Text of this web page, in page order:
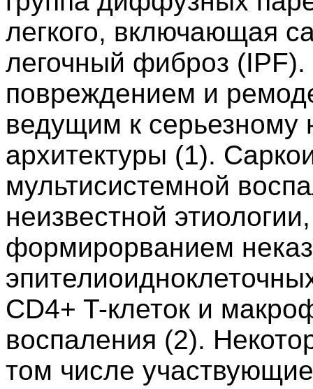
легкого, включающая
легочный фиброз (IPF).
повреждением и
ведущим к серьезному
архитектуры (1).
мультисистемной
неизвестной
формирорванием
CD4+ T-клеток и
воспаления (2).
том числе